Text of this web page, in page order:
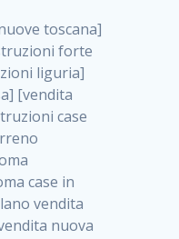
costruzioni milano case in vendita milano nuove costruzioni case in vendita milano sud impresa edile como case nuove a roma boccea case in vendita imprese edili trento nuove costruzioni buccinasco case in costruzione a milano nuove costruzioni ripamonti case in vendita a salerno nuove costruzioni nuove residenze milano case nuove vendita milano nuove costruzioni milano nord nuove costruzioni livorno vendita nuove costruzioni roma nuove costruzioni liguria costruzioni roma cerco casa roma vendita nuove costruzioni classe a impresa edile rimini nuovi annunci case in vendita nuove costruzioni magenta todini costruzioni case grezze in vendita vendita appartamenti nuovi milano case in vendita gallaratese milano nuove costruzioni arezzo, vendita case nuove a milano . case in vendita castelverde case nuove dal costruttore nuovo appartamento nuove costruzioni desenzano imprese edili lombardia imprese edili veneto appartamenti in costruzione roma case vendita pescara nuove costruzioni case in vendita ad acilia imprese edili verona e provincia nuove costruzioni desio appartamenti classe a milano firenze nuove costruzioni pirelli re immobiliare grandi imprese di costruzioni case in vendita torresina roma case in vendita navigli milano nuove costruzioni roma centro nuovecostruzioni appartamenti nuovi a milano impresa edile ancona nuove residenze dragona case in vendita nuove costruzioni brindisi vendita nuove costruzioni milano case in vendita arredat